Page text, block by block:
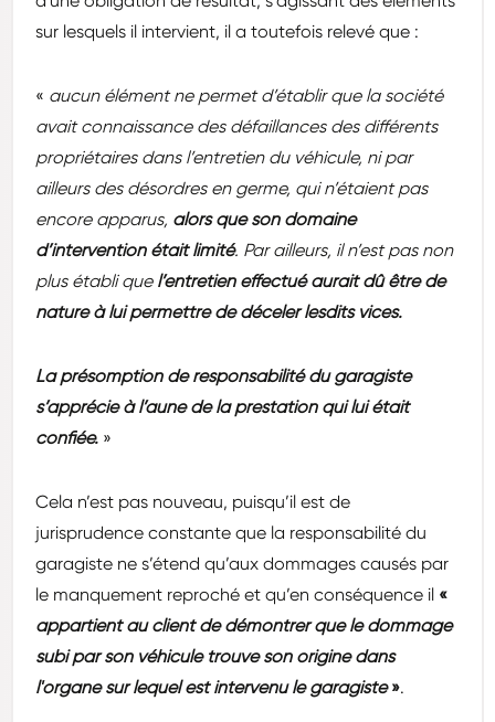
sur lesquels il intervient, il a toutefois relevé que :
« aucun élément ne permet d’établir que la société
avait connaissance des défaillances des différents
propriétaires dans l’entretien du véhicule, ni par
ailleurs des désordres en germe, qui n’étaient pas
encore apparus, alors que son domaine
d’intervention était limité. Par ailleurs, il n’est pas non
plus établi que l’entretien effectué aurait dû être de
nature à lui permettre de déceler lesdits vices.
La présomption de responsabilité du garagiste
s’apprécie à l’aune de la prestation qui lui était
confiée. »
Cela n’est pas nouveau, puisqu’il est de
jurisprudence constante que la responsabilité du
garagiste ne s’étend qu’aux dommages causés par
le manquement reproché et qu’en conséquence il «
appartient au client de démontrer que le dommage
subi par son véhicule trouve son origine dans
l'organe sur lequel est intervenu le garagiste».